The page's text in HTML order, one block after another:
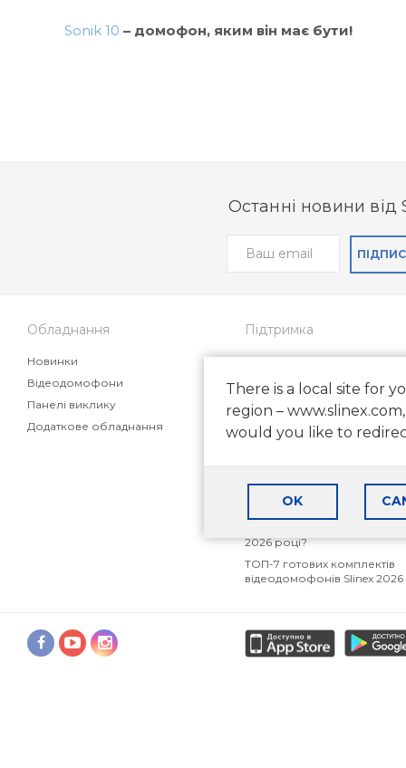
Sonik 10 – домофон, яким він має бути!
There is a local site for
region – www.slinex.com,
would you like to
OK
Останні новини від
Обладнання
Новинки
Відеодомофони
Панелі виклику
Додаткове обладнання
Підтримка
Поширені питання
Статті
Маркетингові матеріали
партнерів
Як вибрати відеодомофон
2026 році?
ТОП-7 готових комплектів
відеодомофонів Slinex 2026